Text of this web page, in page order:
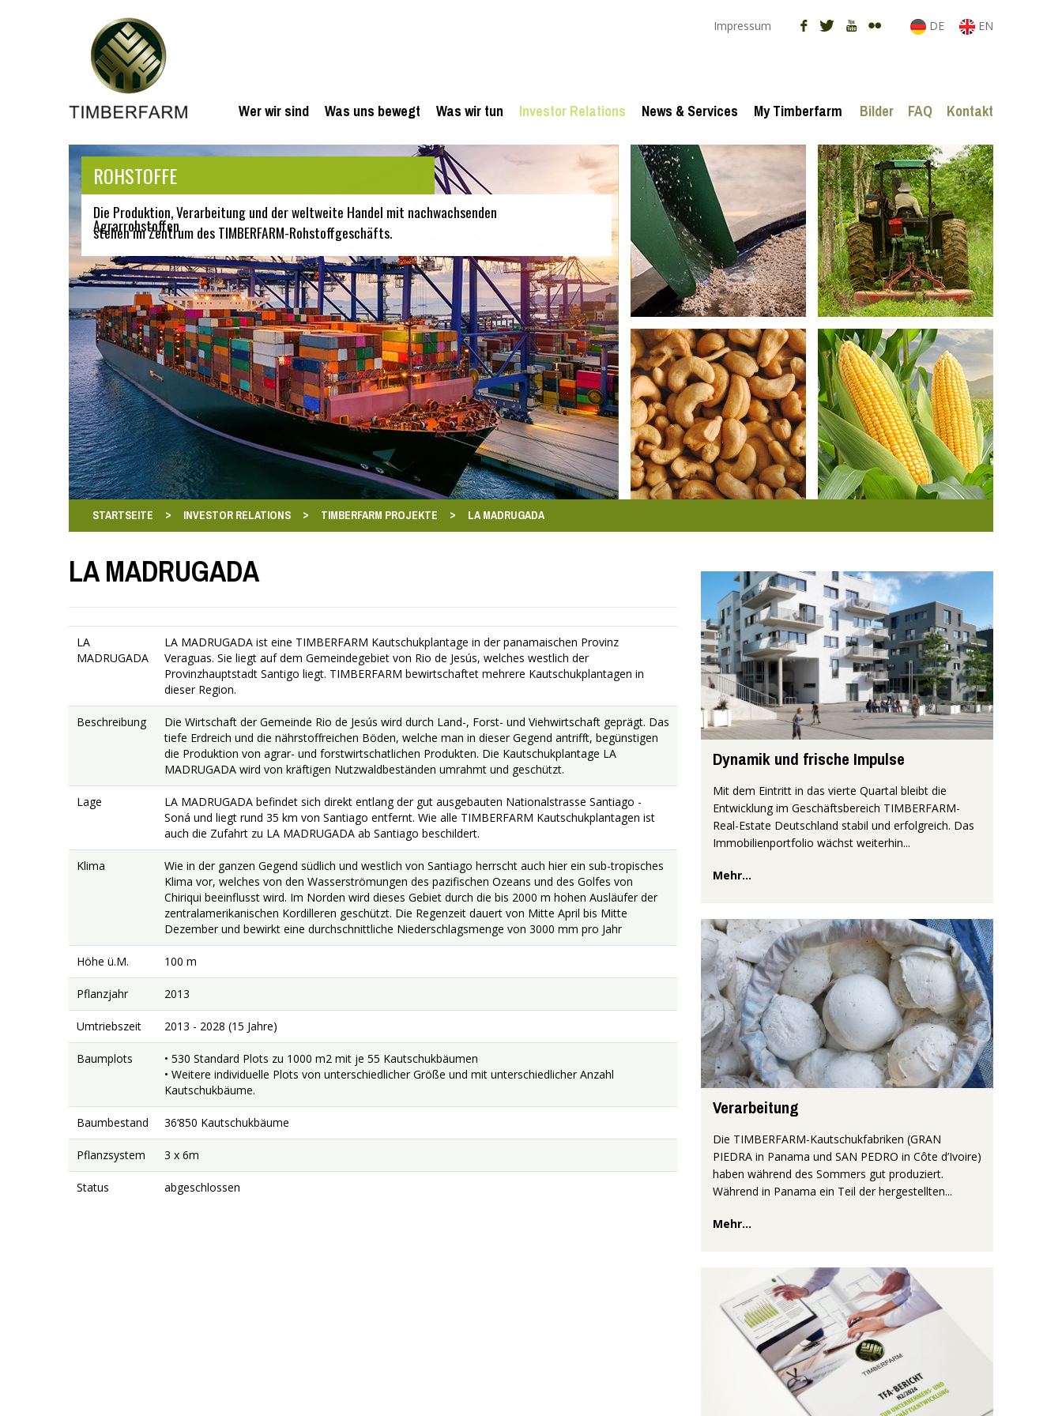
Impressum DE EN
Wer wir sind Was uns bewegt Was wir tun Investor Relations News & Services My Timberfarm Bilder FAQ Kontakt
ROHSTOFFE
Die Produktion, Verarbeitung und der weltweite Handel mit nachwachsenden
Agrarrohstoffen
stehen im Zentrum des TIMBERFARM-Rohstoffgeschäfts.
STARTSEITE > INVESTOR RELATIONS > TIMBERFARM PROJEKTE > LA MADRUGADA
LA MADRUGADA
LA
MADRUGADA
LA MADRUGADA ist eine TIMBERFARM Kautschukplantage in der panamaischen Provinz
Veraguas. Sie liegt auf dem Gemeindegebiet von Rio de Jesús, welches westlich der
Provinzhauptstadt Santigo liegt. TIMBERFARM bewirtschaftet mehrere Kautschukplantagen in
dieser Region.
Beschreibung
Die Wirtschaft der Gemeinde Rio de Jesús wird durch Land-, Forst- und Viehwirtschaft geprägt. Das
tiefe Erdreich und die nährstoffreichen Böden, welche man in dieser Gegend antrifft, begünstigen
die Produktion von agrar- und forstwirtschatlichen Produkten. Die Kautschukplantage LA
MADRUGADA wird von kräftigen Nutzwaldbeständen umrahmt und geschützt.
Lage
LA MADRUGADA befindet sich direkt entlang der gut ausgebauten Nationalstrasse Santiago -
Soná und liegt rund 35 km von Santiago entfernt. Wie alle TIMBERFARM Kautschukplantagen ist
auch die Zufahrt zu LA MADRUGADA ab Santiago beschildert.
Klima
Wie in der ganzen Gegend südlich und westlich von Santiago herrscht auch hier ein sub-tropisches
Klima vor, welches von den Wasserströmungen des pazifischen Ozeans und des Golfes von
Chiriqui beeinflusst wird. Im Norden wird dieses Gebiet durch die bis 2000 m hohen Ausläufer der
zentralamerikanischen Kordilleren geschützt. Die Regenzeit dauert von Mitte April bis Mitte
Dezember und bewirkt eine durchschnittliche Niederschlagsmenge von 3000 mm pro Jahr
Höhe ü.M. 100 m
Pflanzjahr 2013
Umtriebszeit 2013 - 2028 (15 Jahre)
Baumplots
• 530 Standard Plots zu 1000 m2 mit je 55 Kautschukbäumen
• Weitere individuelle Plots von unterschiedlicher Größe und mit unterschiedlicher Anzahl
Kautschukbäume.
Baumbestand 36‘850 Kautschukbäume
Pflanzsystem 3 x 6m
Status abgeschlossen
Dynamik und frische Impulse
Mit dem Eintritt in das vierte Quartal bleibt die
Entwicklung im Geschäftsbereich TIMBERFARM-
Real-Estate Deutschland stabil und erfolgreich. Das
Immobilienportfolio wächst weiterhin...
Mehr...
Verarbeitung
Die TIMBERFARM-Kautschukfabriken (GRAN
PIEDRA in Panama und SAN PEDRO in Côte d’Ivoire)
haben während des Sommers gut produziert.
Während in Panama ein Teil der hergestellten...
Mehr...